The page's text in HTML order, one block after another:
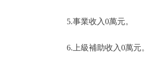
5.事業收入0萬元。
6.上級補助收入0萬元。